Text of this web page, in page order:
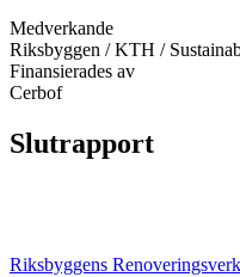
Medverkande
Riksbyggen / KTH /
Finansierades av
Cerbof
Slutrapport
Riksbyggens